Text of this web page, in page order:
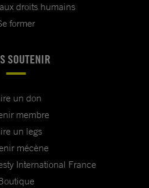
droits humains
former
SOUTENIR
un don
membre
un legs
mécène
International France